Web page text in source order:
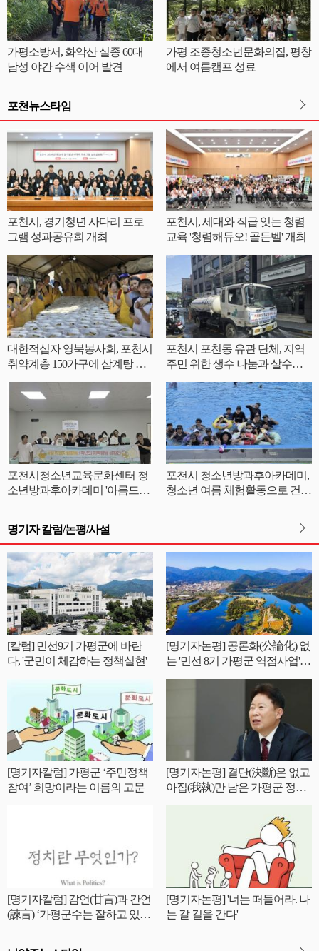
가평소방서, 화악산 실종 60대
남성 야간 수색 이어 발견
가평 조종청소년문화의집, 평창
에서 여름캠프 성료
포천뉴스타임
포천시, 경기청년 사다리 프로
그램 성과공유회 개최
포천시, 세대와 직급 잇는 청렴
교육 '청렴해듀오! 골든벨' 개최
대한적십자 영북봉사회, 포천시
취약계층 150가구에 삼계탕 전
포천시 포천동 유관 단체, 지역
주민 위한 생수 나눔과 살수차
포천시청소년교육문화센터 청
소년방과후아카데미 '아름드리'
포천시 청소년방과후아카데미,
청소년 여름 체험활동으로 건강
명기자 칼럼/논평/사설
[칼럼] 민선9기 가평군에 바란
다, '군민이 체감하는 정책실현'
[명기자논평] 공론화(公論化) 없
는 '민선 8기 가평군 역점사업'
[명기자칼럼] 가평군 ‘주민정책
참여’ 희망이라는 이름의 고문
[명기자논평] 결단(決斷)은 없고
아집(我執)만 남은 가평군 정기
[명기자칼럼] 감언(甘言)과 간언
(諫言) ‘가평군수는 잘하고 있는
[명기자논평] '너는 떠들어라. 나
는 갈 길을 간다'